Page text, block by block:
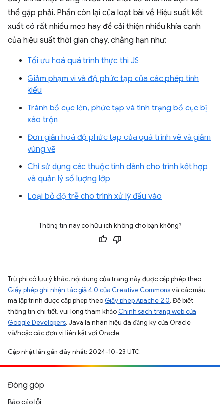
thể gặp phải. Phần còn lại của loạt bài về Hiệu suất kết
xuất có rất nhiều mẹo hay để cải thiện nhiều khía cạnh
của hiệu suất thời gian chạy, chẳng hạn như:
Tối ưu hoá quá trình thực thi JS
Giảm phạm vi và độ phức tạp của các phép tính
kiểu
Tránh bố cục lớn, phức tạp và tình trạng bố cục bị
xáo trộn
Đơn giản hoá độ phức tạp của quá trình vẽ và giảm
vùng vẽ
Chỉ sử dụng các thuộc tính dành cho trình kết hợp
và quản lý số lượng lớp
Loại bỏ độ trễ cho trình xử lý đầu vào
Thông tin này có hữu ích không cho bạn không?
Trừ phi có lưu ý khác, nội dung của trang này được cấp phép theo
Giấy phép ghi nhận tác giả 4.0 của Creative Commonsvà các mẫu
mã lập trình được cấp phép theo Giấy phép Apache 2.0. Để biết
thông tin chi tiết, vui lòng tham khảo Chính sách trang web của
Google Developers. Java là nhãn hiệu đã đăng ký của Oracle
và/hoặc các đơn vị liên kết với Oracle.
Cập nhật lần gần đây nhất: 2024-10-23 UTC.
Đóng góp
Báo cáo lỗi